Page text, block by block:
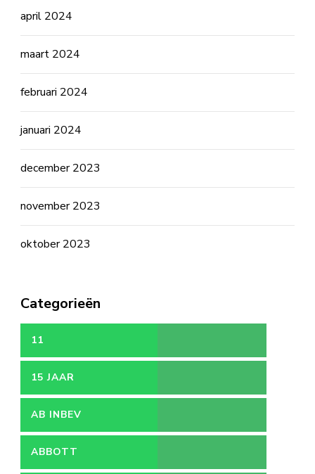
april 2024
maart 2024
februari 2024
januari 2024
december 2023
november 2023
oktober 2023
Categorieën
11
15 JAAR
AB INBEV
ABBOTT